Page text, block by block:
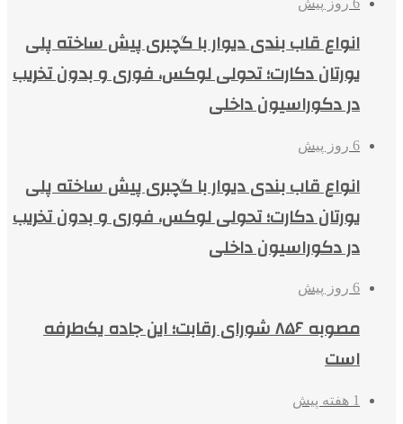
انواع قاب بندی دیوار با گچبری پیش ساخته پلی
یورتان دکارت؛ تحولی لوکس، فوری و بدون تخریب
در دکوراسیون داخلی
6 روز پیش
انواع قاب بندی دیوار با گچبری پیش ساخته پلی
یورتان دکارت؛ تحولی لوکس، فوری و بدون تخریب
در دکوراسیون داخلی
6 روز پیش
مصوبه ۸۵۶ شورای رقابت؛ این جاده یک‌طرفه
است
1 هفته پیش